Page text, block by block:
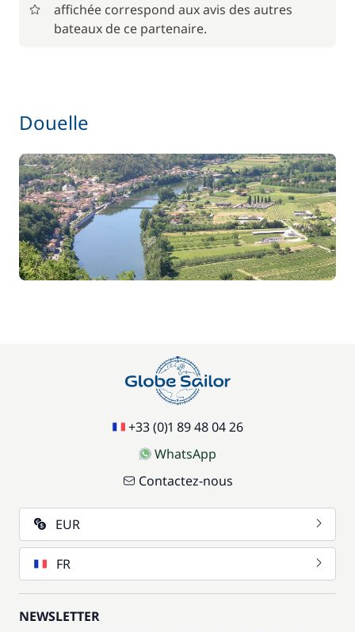
Barbecue 56,00 €
Location de vélo - Adulte
Location de vélo - Enfant 45,50 €
/ semaine
Paddle 77,00 €
/ semaine
Parking Voitures 70,00 €
affichée correspond aux avis des autres
bateaux de ce partenaire.
Douelle
+33 (0)1 89 48 04 26
WhatsApp
Contactez-nous
EUR
FR
NEWSLETTER